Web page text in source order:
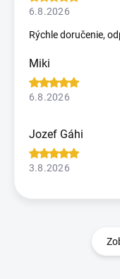
6.8.2026
Rýchle doručenie,
Miki
6.8.2026
Jozef Gáhi
3.8.2026